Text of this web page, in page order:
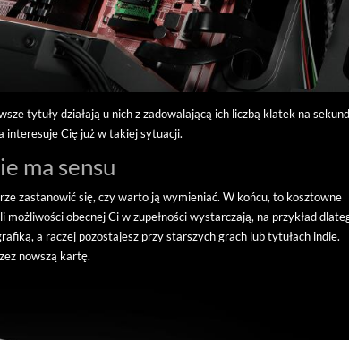
tytuły działają u nich z zadowalającą ich liczbą klatek na
interesuje Cię już w takiej sytuacji.
ma sensu
zastanowić się, czy warto ją wymieniać. W końcu, to kosztowne
obecnej Ci w zupełności wystarczają, na przykład
a raczej pozostajesz przy starszych grach lub tytułach indie.
nowszą kartę.